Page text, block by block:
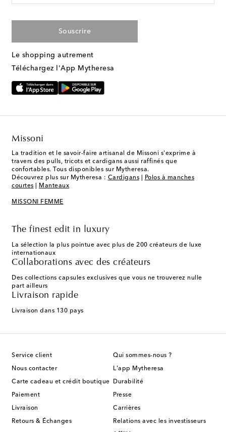
Souscrire
Le shopping autrement
Téléchargez l'App Mytheresa
Missoni
La tradition et le savoir-faire artisanal de Missoni s'exprime à
travers des pulls, tricots et cardigans aussi raffinés que
confortables. Tous disponibles sur Mytheresa.
Découvrez plus sur Mytheresa : Cardigans
Polos à manches
courtes
Manteaux
MISSONI FEMME
The finest edit in luxury
La sélection la plus pointue avec plus de 200 créateurs de luxe
internationaux
Collaborations avec des créateurs
Des collections capsules exclusives que vous ne trouverez nulle
part ailleurs
Livraison rapide
Livraison dans 130 pays
Service client
Nous contacter
Carte cadeau et crédit boutique
Paiement
Livraison
Retours & Échanges
Qui sommes-nous ?
L'app Mytheresa
Durabilité
Presse
Carrières
Relations avec les investisseurs